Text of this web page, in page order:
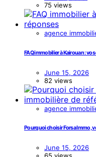
75 views
agence
FAQ immobilier à Kairouan :
June 15, 2026
82 views
agence
Pourquoi choisir Forsa Immo,
June 15, 2026